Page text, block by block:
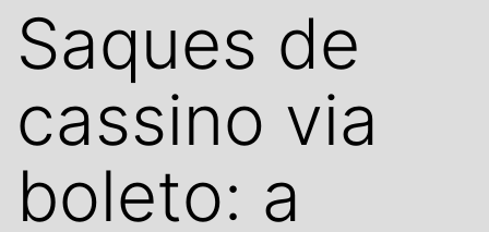
Saques de
cassino via
boleto: a